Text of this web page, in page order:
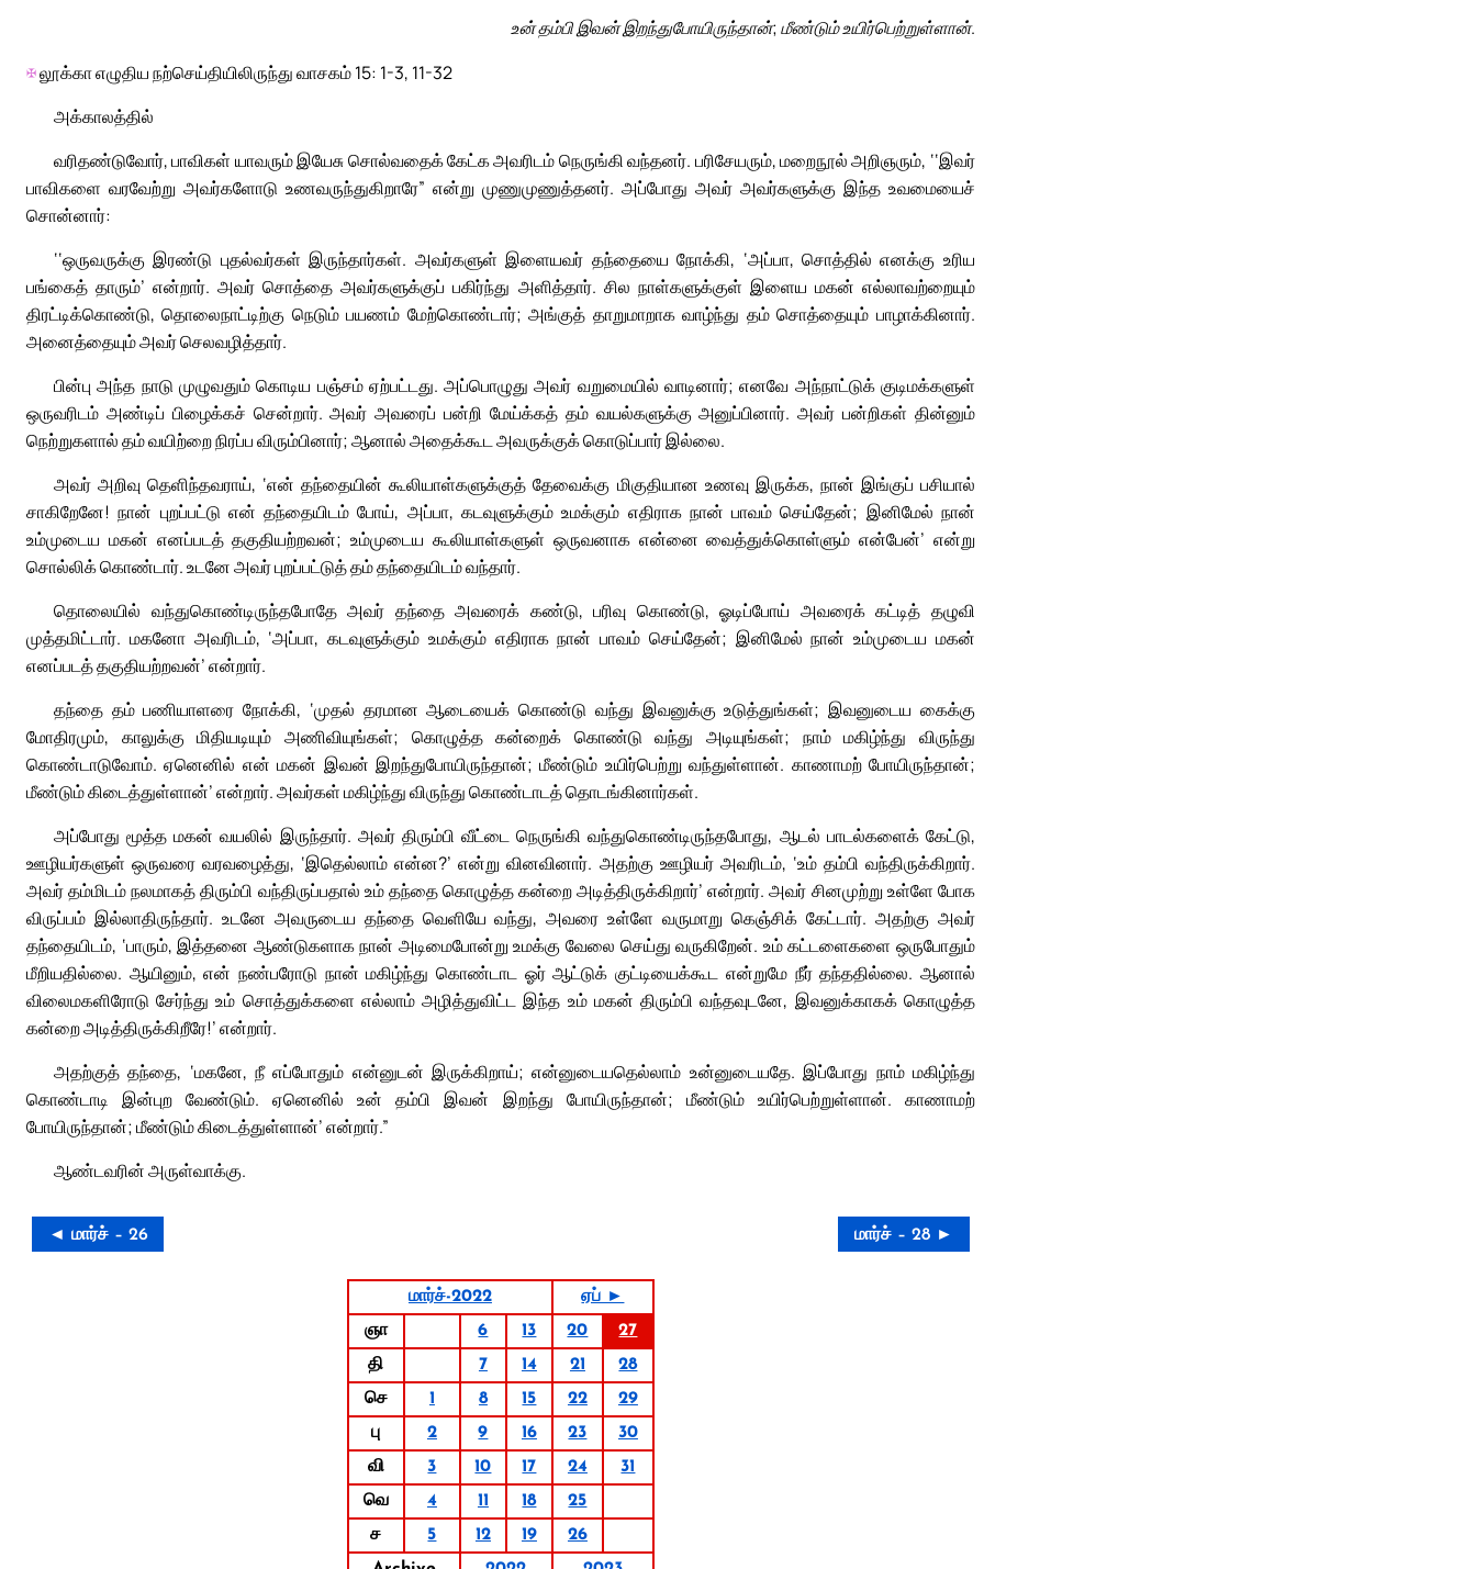
உன் தம்பி இவன் இறந்துபோயிருந்தான்; மீண்டும் உயிர்பெற்றுள்ளான்.
✠லூக்கா எழுதிய நற்செய்தியிலிருந்து வாசகம் 15: 1-3, 11-32
அக்காலத்தில்
வரிதண்டுவோர், பாவிகள் யாவரும் இயேசு சொல்வதைக் கேட்க அவரிடம் நெருங்கி வந்தனர். பரிசேயரும், மறைநூல் அறிஞரும், ‘‘இவர்
பாவிகளை வரவேற்று அவர்களோடு உணவருந்துகிறாரே” என்று முணுமுணுத்தனர். அப்போது அவர் அவர்களுக்கு இந்த உவமையைச்
சொன்னார்:
‘‘ஒருவருக்கு இரண்டு புதல்வர்கள் இருந்தார்கள். அவர்களுள் இளையவர் தந்தையை நோக்கி, ‘அப்பா, சொத்தில் எனக்கு உரிய
பங்கைத் தாரும்’ என்றார். அவர் சொத்தை அவர்களுக்குப் பகிர்ந்து அளித்தார். சில நாள்களுக்குள் இளைய மகன் எல்லாவற்றையும்
திரட்டிக்கொண்டு, தொலைநாட்டிற்கு நெடும் பயணம் மேற்கொண்டார்; அங்குத் தாறுமாறாக வாழ்ந்து தம் சொத்தையும் பாழாக்கினார்.
அனைத்தையும் அவர் செலவழித்தார்.
பின்பு அந்த நாடு முழுவதும் கொடிய பஞ்சம் ஏற்பட்டது. அப்பொழுது அவர் வறுமையில் வாடினார்; எனவே அந்நாட்டுக் குடிமக்களுள்
ஒருவரிடம் அண்டிப் பிழைக்கச் சென்றார். அவர் அவரைப் பன்றி மேய்க்கத் தம் வயல்களுக்கு அனுப்பினார். அவர் பன்றிகள் தின்னும்
நெற்றுகளால் தம் வயிற்றை நிரப்ப விரும்பினார்; ஆனால் அதைக்கூட அவருக்குக் கொடுப்பார் இல்லை.
அவர் அறிவு தெளிந்தவராய், ‘என் தந்தையின் கூலியாள்களுக்குத் தேவைக்கு மிகுதியான உணவு இருக்க, நான் இங்குப் பசியால்
சாகிறேனே! நான் புறப்பட்டு என் தந்தையிடம் போய், அப்பா, கடவுளுக்கும் உமக்கும் எதிராக நான் பாவம் செய்தேன்; இனிமேல் நான்
உம்முடைய மகன் எனப்படத் தகுதியற்றவன்; உம்முடைய கூலியாள்களுள் ஒருவனாக என்னை வைத்துக்கொள்ளும் என்பேன்’ என்று
சொல்லிக் கொண்டார். உடனே அவர் புறப்பட்டுத் தம் தந்தையிடம் வந்தார்.
தொலையில் வந்துகொண்டிருந்தபோதே அவர் தந்தை அவரைக் கண்டு, பரிவு கொண்டு, ஓடிப்போய் அவரைக் கட்டித் தழுவி
முத்தமிட்டார். மகனோ அவரிடம், ‘அப்பா, கடவுளுக்கும் உமக்கும் எதிராக நான் பாவம் செய்தேன்; இனிமேல் நான் உம்முடைய மகன்
எனப்படத் தகுதியற்றவன்’ என்றார்.
தந்தை தம் பணியாளரை நோக்கி, ‘முதல் தரமான ஆடையைக் கொண்டு வந்து இவனுக்கு உடுத்துங்கள்; இவனுடைய கைக்கு
மோதிரமும், காலுக்கு மிதியடியும் அணிவியுங்கள்; கொழுத்த கன்றைக் கொண்டு வந்து அடியுங்கள்; நாம் மகிழ்ந்து விருந்து
கொண்டாடுவோம். ஏனெனில் என் மகன் இவன் இறந்துபோயிருந்தான்; மீண்டும் உயிர்பெற்று வந்துள்ளான். காணாமற் போயிருந்தான்;
மீண்டும் கிடைத்துள்ளான்’ என்றார். அவர்கள் மகிழ்ந்து விருந்து கொண்டாடத் தொடங்கினார்கள்.
அப்போது மூத்த மகன் வயலில் இருந்தார். அவர் திரும்பி வீட்டை நெருங்கி வந்துகொண்டிருந்தபோது, ஆடல் பாடல்களைக் கேட்டு,
ஊழியர்களுள் ஒருவரை வரவழைத்து, ‘இதெல்லாம் என்ன?’ என்று வினவினார். அதற்கு ஊழியர் அவரிடம், ‘உம் தம்பி வந்திருக்கிறார்.
அவர் தம்மிடம் நலமாகத் திரும்பி வந்திருப்பதால் உம் தந்தை கொழுத்த கன்றை அடித்திருக்கிறார்’ என்றார். அவர் சினமுற்று உள்ளே போக
விருப்பம் இல்லாதிருந்தார். உடனே அவருடைய தந்தை வெளியே வந்து, அவரை உள்ளே வருமாறு கெஞ்சிக் கேட்டார். அதற்கு அவர்
தந்தையிடம், ‘பாரும், இத்தனை ஆண்டுகளாக நான் அடிமைபோன்று உமக்கு வேலை செய்து வருகிறேன். உம் கட்டளைகளை ஒருபோதும்
மீறியதில்லை. ஆயினும், என் நண்பரோடு நான் மகிழ்ந்து கொண்டாட ஓர் ஆட்டுக் குட்டியைக்கூட என்றுமே நீர் தந்ததில்லை. ஆனால்
விலைமகளிரோடு சேர்ந்து உம் சொத்துக்களை எல்லாம் அழித்துவிட்ட இந்த உம் மகன் திரும்பி வந்தவுடனே, இவனுக்காகக் கொழுத்த
கன்றை அடித்திருக்கிறீரே!’ என்றார்.
அதற்குத் தந்தை, ‘மகனே, நீ எப்போதும் என்னுடன் இருக்கிறாய்; என்னுடையதெல்லாம் உன்னுடையதே. இப்போது நாம் மகிழ்ந்து
கொண்டாடி இன்புற வேண்டும். ஏனெனில் உன் தம்பி இவன் இறந்து போயிருந்தான்; மீண்டும் உயிர்பெற்றுள்ளான். காணாமற்
போயிருந்தான்; மீண்டும் கிடைத்துள்ளான்’ என்றார்.”
ஆண்டவரின் அருள்வாக்கு.
◄ மார்ச் – 26 மார்ச் – 28 ►
மார்ச்-2022
ஏப் ►
ஞா
6 13 20
27
தி
7 14 21
28
செ
1 8 15 22
29
பு
2 9 16 23
30
வி
3 10 17 24
31
வெ
4 11 18
25
ச
5 12 19
26